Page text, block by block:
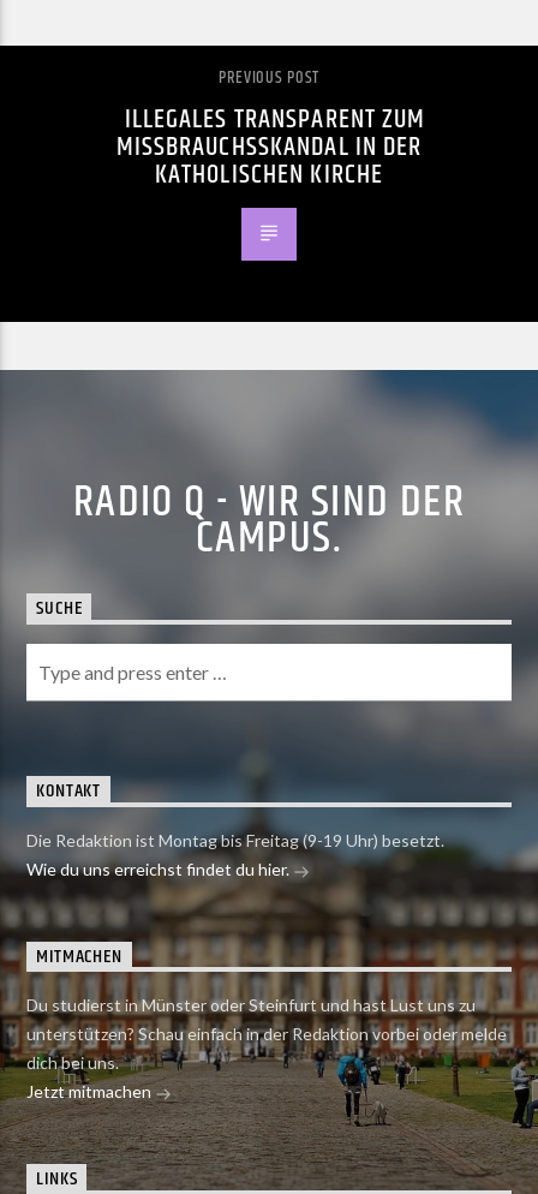
PREVIOUS POST
ILLEGALES TRANSPARENT ZUM
MISSBRAUCHSSKANDAL IN DER
KATHOLISCHEN KIRCHE
RADIO Q - WIR SIND DER
CAMPUS.
SUCHE
KONTAKT
Die Redaktion ist Montag bis Freitag (9-19 Uhr) besetzt.
Wie du uns erreichst findet du hier.
MITMACHEN
Du studierst in Münster oder Steinfurt und hast Lust uns zu
unterstützen? Schau einfach in der Redaktion vorbei oder melde
dich bei uns.
Jetzt mitmachen
LINKS